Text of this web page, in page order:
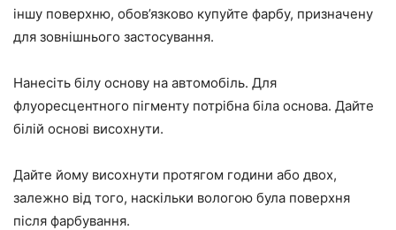
іншу поверхню, обов’язково купуйте фарбу, призначену
для зовнішнього застосування.
Нанесіть білу основу на автомобіль. Для
флуоресцентного пігменту потрібна біла основа. Дайте
білій основі висохнути.
Дайте йому висохнути протягом години або двох,
залежно від того, наскільки вологою була поверхня
після фарбування.